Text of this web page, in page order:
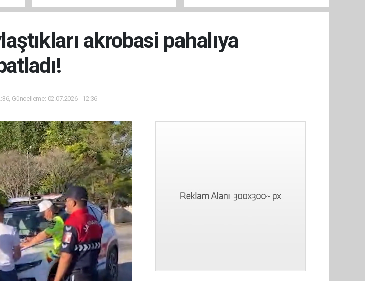
akrobasi pahalıya
Güncelleme: 02.07.2026 - 12:36